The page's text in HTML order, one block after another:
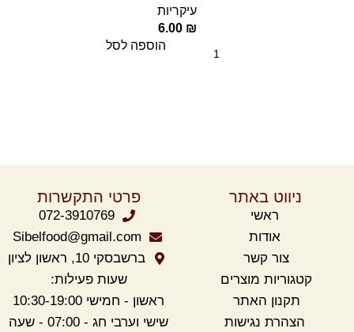
עיקריות
6.00 ₪
הוספה לסל
ניווט באתר
ראשי
אודות
צור קשר
קטגוריות מוצרים
תקנון האתר
הצהרת נגישות
פרטי התקשרות
072-3910769
Sibelfood@gmail.com
ברשבסקי 10, ראשון לציון
שעות פעילות:
ראשון - חמישי 10:30-19:00
שישי וערבי חג - 07:00 - שעה